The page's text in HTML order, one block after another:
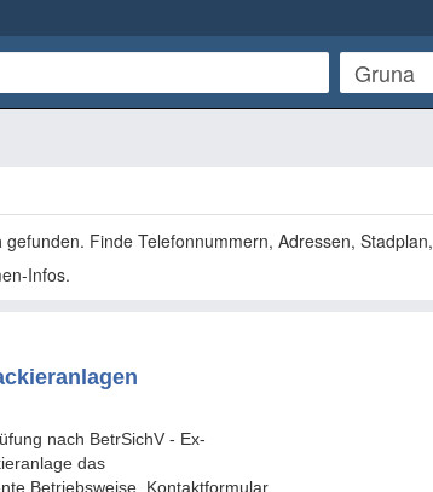
gefunden. Finde Telefonnummern, Adressen, Stadplan,
Infos.